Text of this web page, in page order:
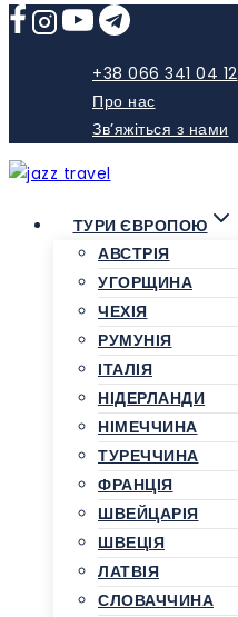
Skip
+38 066 341 04 12
Про нас
Зв’яжіться з нами
ТУРИ ЄВРОПОЮ
АВСТРІЯ
УГОРЩИНА
ЧЕХІЯ
РУМУНІЯ
ІТАЛІЯ
НІДЕРЛАНДИ
НІМЕЧЧИНА
ТУРЕЧЧИНА
ФРАНЦІЯ
ШВЕЙЦАРІЯ
ШВЕЦІЯ
ЛАТВІЯ
СЛОВАЧЧИНА